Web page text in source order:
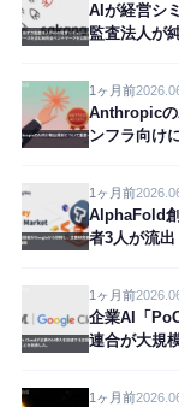
AIが経営シ
監査法人が
1ヶ月前
Anthropicの
ンフラ向け
1ヶ月前
AlphaFold
者3人が流出
1ヶ月前
企業AI「
連合が大規
1ヶ月前